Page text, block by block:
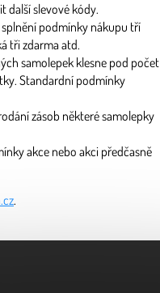
další slevové kódy.
podmínky nákupu tří
tři zdarma atd.
samolepek klesne pod počet
Standardní podmínky
zásob některé samolepky
akce nebo akci předčasně
.